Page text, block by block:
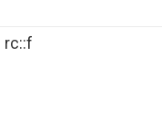
rc::f